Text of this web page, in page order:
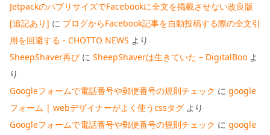
JetpackのパブリサイズでFacebookに全文を掲載させない改良版
[追記あり] に ブログからFacebook記事を自動投稿する際の全文引
用を回避する - CHOTTO NEWS より
SheepShaver再び に SheepShaverは生きていた – DigitalBoo よ
り
Googleフォームで電話番号や郵便番号の規則チェック に google
フォーム | webデザイナーがよく使うcssタグ より
Googleフォームで電話番号や郵便番号の規則チェック に google